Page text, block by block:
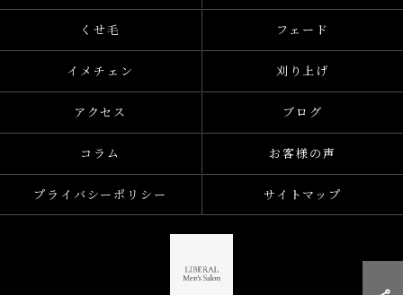
くせ毛 フェード
イメチェン 刈り上げ
アクセス ブログ
コラム お客様の声
プライバシーポリシー サイトマップ